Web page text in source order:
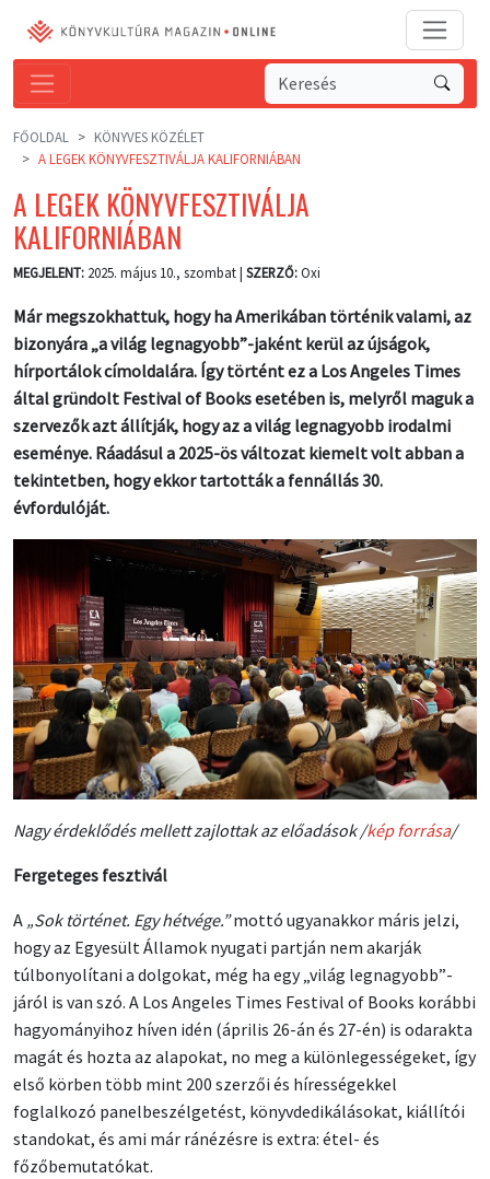
FŐOLDAL
KÖNYVES KÖZÉLET
A LEGEK KÖNYVFESZTIVÁLJA KALIFORNIÁBAN
A LEGEK KÖNYVFESZTIVÁLJA
KALIFORNIÁBAN
MEGJELENT: 2025. május 10., szombat | SZERZŐ:Oxi
Már megszokhattuk, hogy ha Amerikában történik valami, az
bizonyára „a világ legnagyobb”-jaként kerül az újságok,
hírportálok címoldalára. Így történt ez a Los Angeles Times
által gründolt Festival of Books esetében is, melyről maguk a
szervezők azt állítják, hogy az a világ legnagyobb irodalmi
eseménye. Ráadásul a 2025-ös változat kiemelt volt abban a
tekintetben, hogy ekkor tartották a fennállás 30.
évfordulóját.
Nagy érdeklődés mellett zajlottak az előadások /kép forrása/
Fergeteges fesztivál
A „Sok történet. Egy hétvége.”mottó ugyanakkor máris jelzi,
hogy az Egyesült Államok nyugati partján nem akarják
túlbonyolítani a dolgokat, még ha egy „világ legnagyobb”-
járól is van szó. A Los Angeles Times Festival of Books korábbi
hagyományihoz híven idén (április 26-án és 27-én) is odarakta
magát és hozta az alapokat, no meg a különlegességeket, így
első körben több mint 200 szerzői és hírességekkel
foglalkozó panelbeszélgetést, könyvdedikálásokat, kiállítói
standokat, és ami már ránézésre is extra: étel- és
főzőbemutatókat.